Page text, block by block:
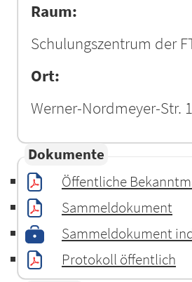
Raum:
Schulungszentrum der
Ort:
Werner-Nordmeyer-Str.
Dokumente
Öffentliche
Sammeldokument
Sammeldokument
Protokoll öffentlich